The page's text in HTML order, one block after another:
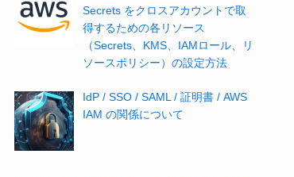
Secrets をクロスアカウントで取
得するための各リソース
（Secrets、KMS、IAMロール、リ
ソースポリシー）の設定方法
IdP / SSO / SAML / 証明書 / AWS
IAM の関係について